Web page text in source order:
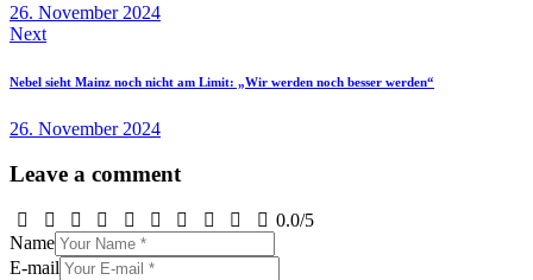
26. November 2024
Next
Nebel sieht Mainz noch nicht am Limit: „Wir werden noch besser werden“
26. November 2024
Leave a comment
0.0/5
Name
E-mail